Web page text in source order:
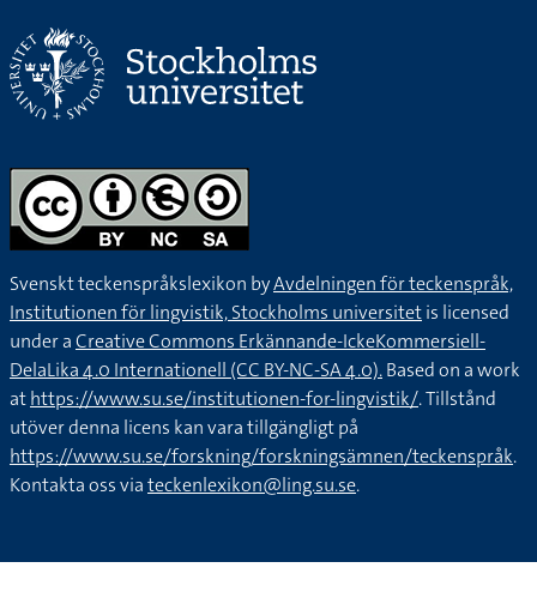
Svenskt teckenspråkslexikon byAvdelningen för teckenspråk,
Institutionen för lingvistik, Stockholms universitetis licensed
under aCreative Commons Erkännande-IckeKommersiell-
DelaLika 4.0 Internationell (CC BY-NC-SA 4.0).Based on a work
athttps://www.su.se/institutionen-for-lingvistik/. Tillstånd
utöver denna licens kan vara tillgängligt på
https://www.su.se/forskning/forskningsämnen/teckenspråk.
Kontakta oss viateckenlexikon@ling.su.se.